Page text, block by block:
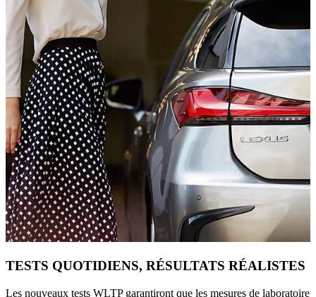
TESTS QUOTIDIENS, RÉSULTATS RÉALISTES
Les nouveaux tests WLTP garantiront que les mesures de laboratoire